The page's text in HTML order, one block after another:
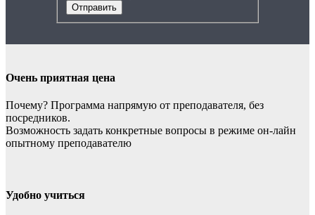
Отправить
Очень приятная цена
Почему? Программа напрямую от преподавателя, без
посредников.
Возможность задать конкретные вопросы в режиме он-лайн
опытному преподавателю
Удобно учиться